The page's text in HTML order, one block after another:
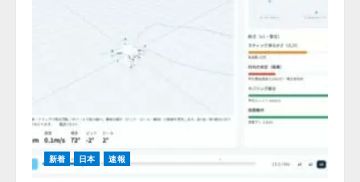
新着 日本 速報